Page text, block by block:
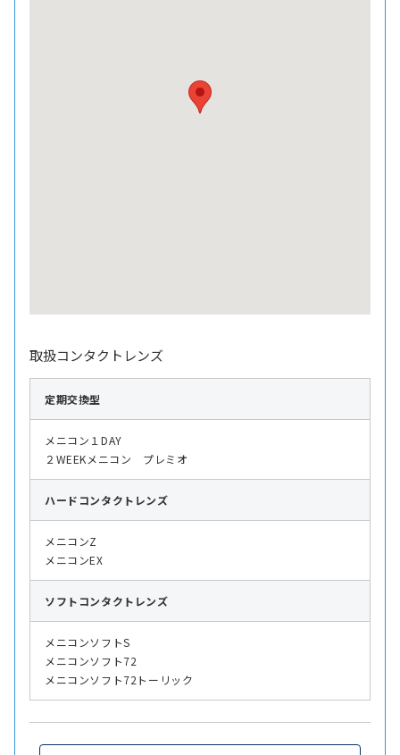
取扱コンタクトレンズ
定期交換型
メニコン１DAY
２WEEKメニコン プレミオ
ハード コンタクトレンズ
メニコンZ
メニコンEX
ソフト コンタクトレンズ
メニコンソフトS
メニコンソフト72
メニコンソフト72トーリック